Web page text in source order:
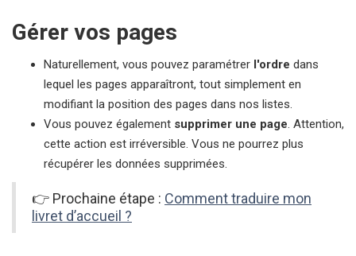
Gérer vos pages
Naturellement, vous pouvez paramétrer l'ordre dans
lequel les pages apparaîtront, tout simplement en
modifiant la position des pages dans nos listes.
Vous pouvez également supprimer une page. Attention,
cette action est irréversible. Vous ne pourrez plus
récupérer les données supprimées.
👉 Prochaine étape : Comment traduire mon
livret d’accueil ?